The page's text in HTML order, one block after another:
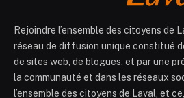
Rejoindre l’ensemble des citoyens de
réseau de diffusion unique constitué
de sites web, de blogues, et par une
la communauté et dans les réseaux
l’ensemble des citoyens de Laval, et